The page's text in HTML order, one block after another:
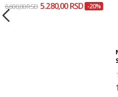
6.600,00 RSD 5.280,00 RSD -20%